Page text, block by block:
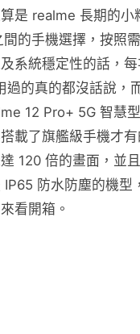
是 realme 長期的小
的手機選擇，按照
系統穩定性的話，
過的真的都沒話說，
12 Pro+ 5G 智慧
載了旗艦級手機才
120 倍的畫面，並
IP65 防水防塵的機型
看開箱。